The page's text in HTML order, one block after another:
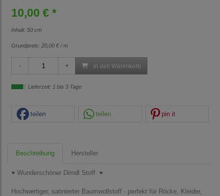
10,00 € *
Inhalt: 50 cm
Grundpreis: 20,00 € / m
in den Warenkorb
Lieferzeit: 1 bis 3 Tage
teilen teilen pin it
Beschreibung Hersteller
♥ Wunderschöner Dirndl Stoff ♥
Hochwertiger, satinierter Baumwollstoff - perfekt für Röcke, Kleider,